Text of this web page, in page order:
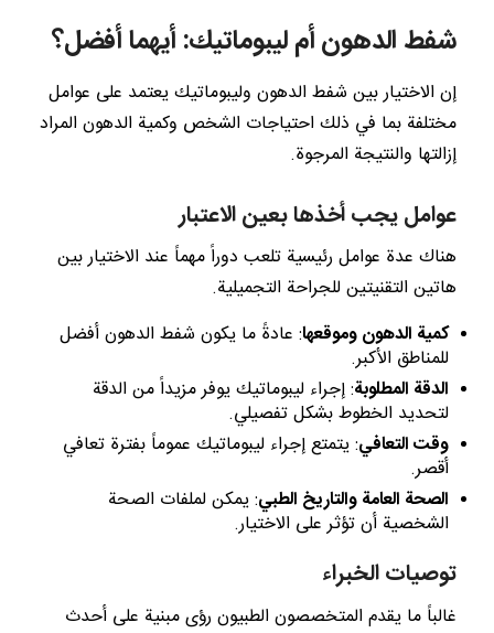
شفط الدهون أم ليبوماتيك: أيهما أفضل؟
إن الاختيار بين شفط الدهون وليبوماتيك يعتمد على عوامل
مختلفة بما في ذلك احتياجات الشخص وكمية الدهون المراد
إزالتها والنتيجة المرجوة.
عوامل يجب أخذها بعين الاعتبار
هناك عدة عوامل رئيسية تلعب دوراً مهماً عند الاختيار بين
هاتين التقنيتين للجراحة التجميلية.
كمية الدهون وموقعها: عادةً ما يكون شفط الدهون أفضل
للمناطق الأكبر.
الدقة المطلوبة: إجراء ليبوماتيك يوفر مزيداً من الدقة
لتحديد الخطوط بشكل تفصيلي.
وقت التعافي: يتمتع إجراء ليبوماتيك عموماً بفترة تعافي
أقصر.
الصحة العامة والتاريخ الطبي: يمكن لملفات الصحة
الشخصية أن تؤثر على الاختيار.
توصيات الخبراء
غالباً ما يقدم المتخصصون الطبيون رؤى مبنية على أحدث